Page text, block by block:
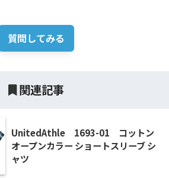
質問してみる
関連記事
UnitedAthle 1693-01 コットン
オープンカラー ショートスリーブ シ
ャツ